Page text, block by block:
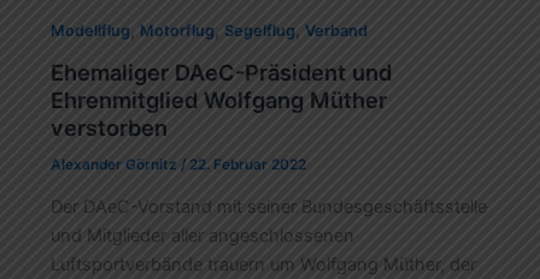
Modellflug , Motorflug , Segelflug, Verband
Ehemaliger DAeC-Präsident und
Ehrenmitglied Wolfgang Müther
verstorben
Alexander Görnitz / 22. Februar 2022
Der DAeC-Vorstand mit seiner Bundesgeschäftsstelle
und Mitglieder aller angeschlossenen
Luftsportverbände trauern um Wolfgang Müther, der